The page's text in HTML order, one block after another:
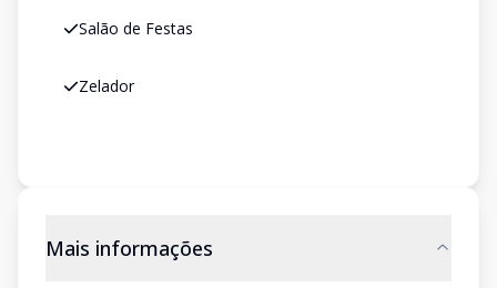
Salão de Festas
Zelador
Mais informações